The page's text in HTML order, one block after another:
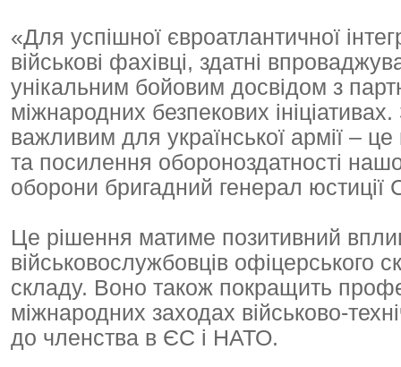
«Для успішної євроатлантичної
військові фахівці, здатні
унікальним бойовим досвідом з
міжнародних безпекових
важливим для української армії –
та посилення обороноздатності
оборони бригадний генерал юстиції
Це рішення матиме позитивний
військовослужбовців офіцерського
складу. Воно також покращить
міжнародних заходах військово-
до членства в ЄС і НАТО.